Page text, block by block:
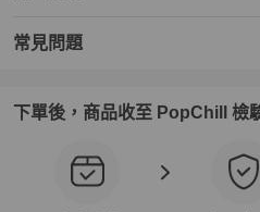
常見問題
下單後，商品收至 PopChill 檢